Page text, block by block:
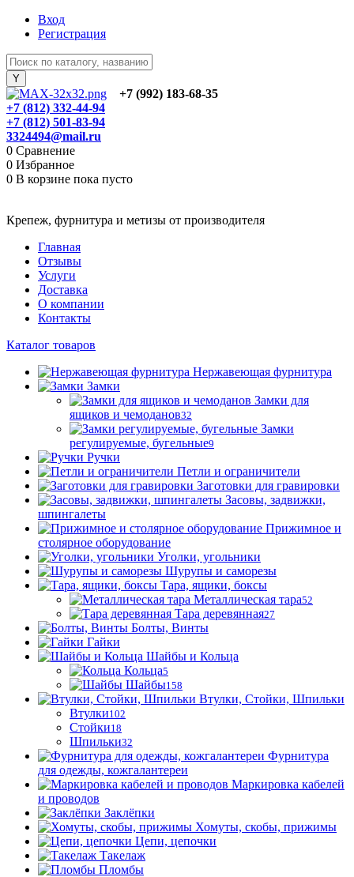
Вход
Регистрация
+7 (992) 183-68-35
+7 (812) 332-44-94
+7 (812) 501-83-94
3324494@mail.ru
0 Сравнение
0 Избранное
0 В корзине пока пусто
Крепеж, фурнитура и метизы от производителя
Главная
Отзывы
Услуги
Доставка
О компании
Контакты
Каталог товаров
Нержавеющая фурнитура
Замки
Замки для
ящиков и чемоданов32
Замки
регулируемые, бугельные9
Ручки
Петли и ограничители
Заготовки для гравировки
Засовы, задвижки,
шпингалеты
Прижимное и
столярное оборудование
Уголки, угольники
Шурупы и саморезы
Тара, ящики, боксы
Металлическая тара52
Тара деревянная27
Болты, Винты
Гайки
Шайбы и Кольца
Кольца5
Шайбы158
Втулки, Стойки, Шпильки
Втулки102
Стойки18
Шпильки32
Фурнитура
для одежды, кожгалантереи
Маркировка кабелей
и проводов
Заклёпки
Хомуты, скобы, прижимы
Цепи, цепочки
Такелаж
Пломбы